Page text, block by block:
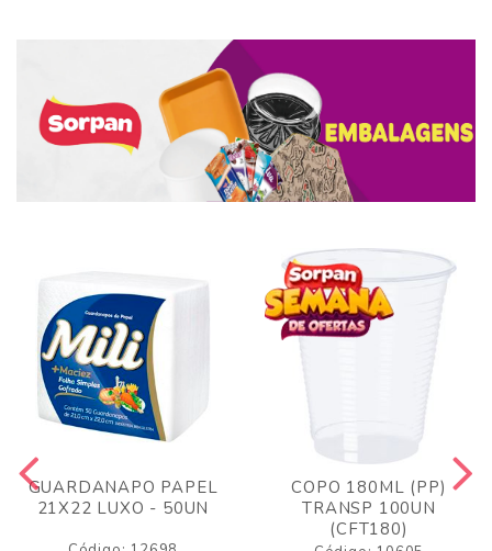
GUARDANAPO PAPEL
21X22 LUXO - 50UN
COPO 180ML (PP)
TRANSP 100UN
(CFT180)